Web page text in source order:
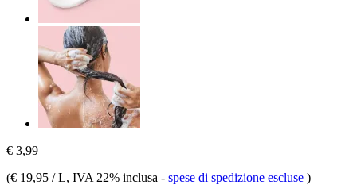
€ 3,99
(€ 19,95 / L, IVA 22% inclusa - spese di spedizione escluse )